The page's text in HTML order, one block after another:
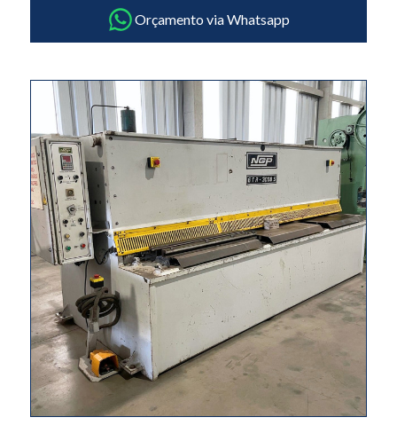
Orçamento via Whatsapp